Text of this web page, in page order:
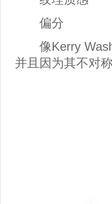
偏分
像Kerry
并且因为其不对